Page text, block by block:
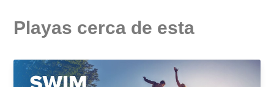
Playas cerca de esta